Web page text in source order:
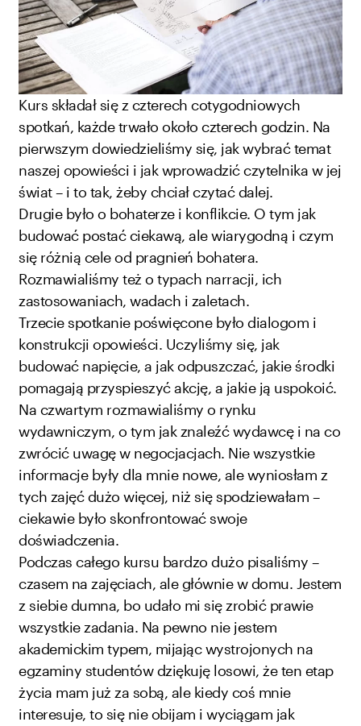
Kurs składał się z czterech cotygodniowych
spotkań, każde trwało około czterech godzin. Na
pierwszym dowiedzieliśmy się, jak wybrać temat
naszej opowieści i jak wprowadzić czytelnika w jej
świat – i to tak, żeby chciał czytać dalej.
Drugie było o bohaterze i konflikcie. O tym jak
budować postać ciekawą, ale wiarygodną i czym
się różnią cele od pragnień bohatera.
Rozmawialiśmy też o typach narracji, ich
zastosowaniach, wadach i zaletach.
Trzecie spotkanie poświęcone było dialogom i
konstrukcji opowieści. Uczyliśmy się, jak
budować napięcie, a jak odpuszczać, jakie środki
pomagają przyspieszyć akcję, a jakie ją uspokoić.
Na czwartym rozmawialiśmy o rynku
wydawniczym, o tym jak znaleźć wydawcę i na co
zwrócić uwagę w negocjacjach. Nie wszystkie
informacje były dla mnie nowe, ale wyniosłam z
tych zajęć dużo więcej, niż się spodziewałam –
ciekawie było skonfrontować swoje
doświadczenia.
Podczas całego kursu bardzo dużo pisaliśmy –
czasem na zajęciach, ale głównie w domu. Jestem
z siebie dumna, bo udało mi się zrobić prawie
wszystkie zadania. Na pewno nie jestem
akademickim typem, mijając wystrojonych na
egzaminy studentów dziękuję losowi, że ten etap
życia mam już za sobą, ale kiedy coś mnie
interesuje, to się nie obijam i wyciągam jak